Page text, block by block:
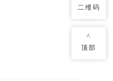
二维码
^
顶部